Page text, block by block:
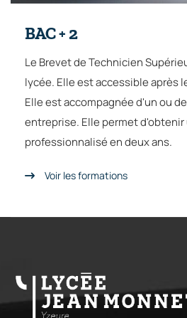
BAC + 2
Le Brevet de Technicien
lycée. Elle est accessible après
Elle est accompagnée d'un ou
entreprise. Elle permet d'obtenir
professionnalisé en deux ans.
Voir les formations